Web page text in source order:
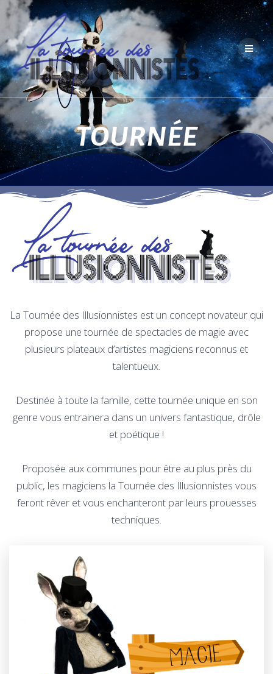
TOURNÉE
La Tournée des Illusionnistes est un concept novateur qui
propose une tournée de spectacles de magie avec
plusieurs plateaux d’artistes magiciens reconnus et
talentueux.
Destinée à toute la famille, cette tournée unique en son
genre vous entrainera dans un univers fantastique, drôle
et poétique !
Proposée aux communes pour être au plus près du
public, les magiciens la Tournée des Illusionnistes vous
feront rêver et vous enchanteront par leurs prouesses
techniques.